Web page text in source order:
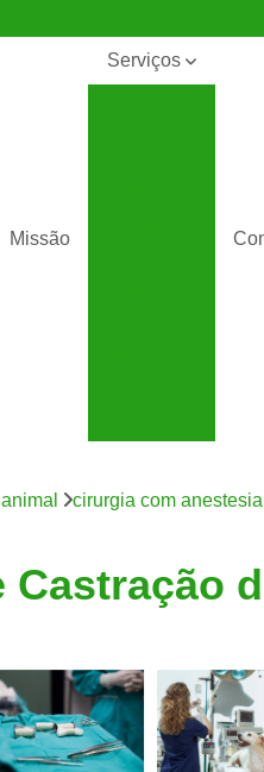
Missão
Serviços
animais
para
tártaro
cirurgia com
Castração